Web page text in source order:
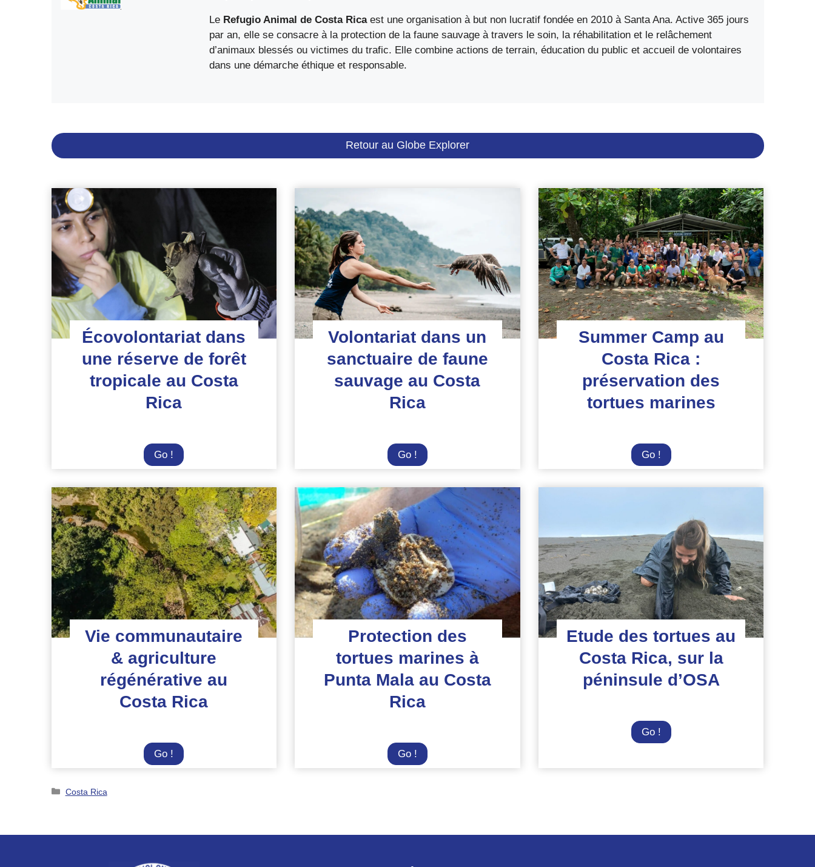
Le Refugio Animal de Costa Ricaest une organisation à but non lucratif fondée en 2010 à Santa Ana. Active 365 jours
par an, elle se consacre à la protection de la faune sauvage à travers le soin, la réhabilitation et le relâchement
d’animaux blessés ou victimes du trafic. Elle combine actions de terrain, éducation du public et accueil de volontaires
dans une démarche éthique et responsable.
Retour au Globe Explorer
Écovolontariat dans
une réserve de forêt
tropicale au Costa
Rica
Go ! Écovolontariat
dans
une
réserve
de
forêt
tropicale
au
Costa
Rica
Volontariat dans un
sanctuaire de faune
sauvage au Costa
Rica
Go !Volontariat
dans
un
sanctuaire
de
faune
sauvage
au
Costa
Rica
Summer Camp au
Costa Rica :
préservation des
tortues marines
Go !Summer
Camp
au
préservation
des
tortues
marines
Vie communautaire
& agriculture
régénérative au
Costa Rica
Go ! Vie
communautaire
Protection des
tortues marines à
Punta Mala au Costa
Rica
Go !Protection
des
Etude des tortues au
Costa Rica, sur la
péninsule d’OSA
Go !Etude
des
la
Catégories
Costa Rica